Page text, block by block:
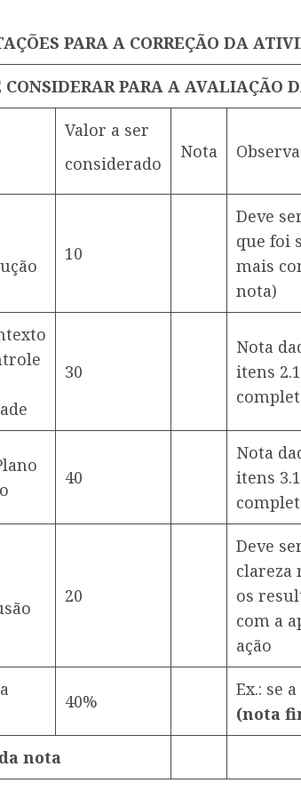
PARA A CORREÇÃO DA
CONSIDERAR PARA A AVALIAÇÃO
Valor a ser
considerado
Nota
10
Deve
que foi
mais
nota)
30
Nota
itens
40
Nota
itens
20
Deve
clareza
os
com a
ação
40%
Ex.: se
(nota
nota